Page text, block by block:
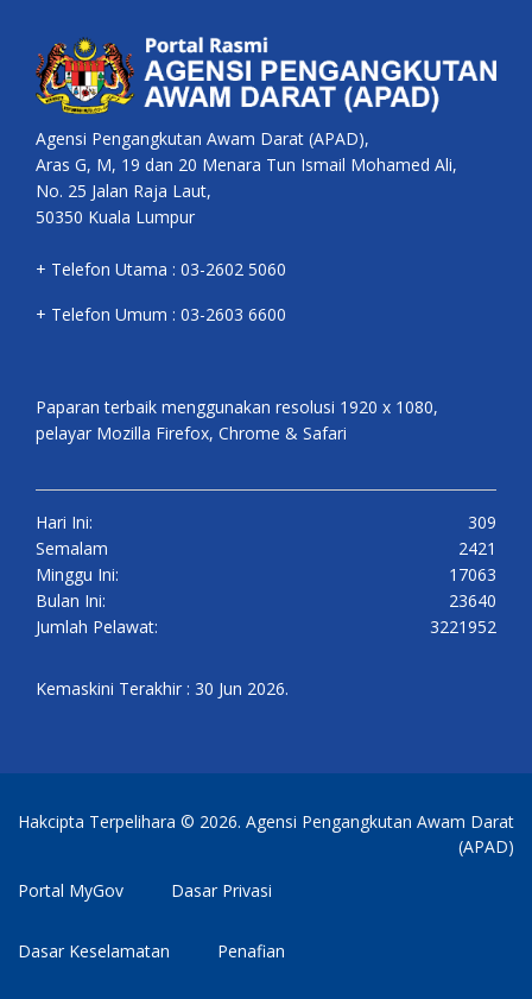
Agensi Pengangkutan Awam Darat (APAD),
Aras G, M, 19 dan 20 Menara Tun Ismail Mohamed Ali,
No. 25 Jalan Raja Laut,
50350 Kuala Lumpur
+ Telefon Utama : 03-2602 5060
+ Telefon Umum : 03-2603 6600
Paparan terbaik menggunakan resolusi 1920 x 1080,
pelayar Mozilla Firefox, Chrome & Safari
Hari Ini:
309
Semalam
2421
Minggu Ini:
17063
Bulan Ini:
23640
Jumlah Pelawat:
3221952
Kemaskini Terakhir : 30 Jun 2026.
Hakcipta Terpelihara © 2026. Agensi Pengangkutan Awam Darat
(APAD)
Portal MyGov
Dasar Privasi
Dasar Keselamatan Penafian